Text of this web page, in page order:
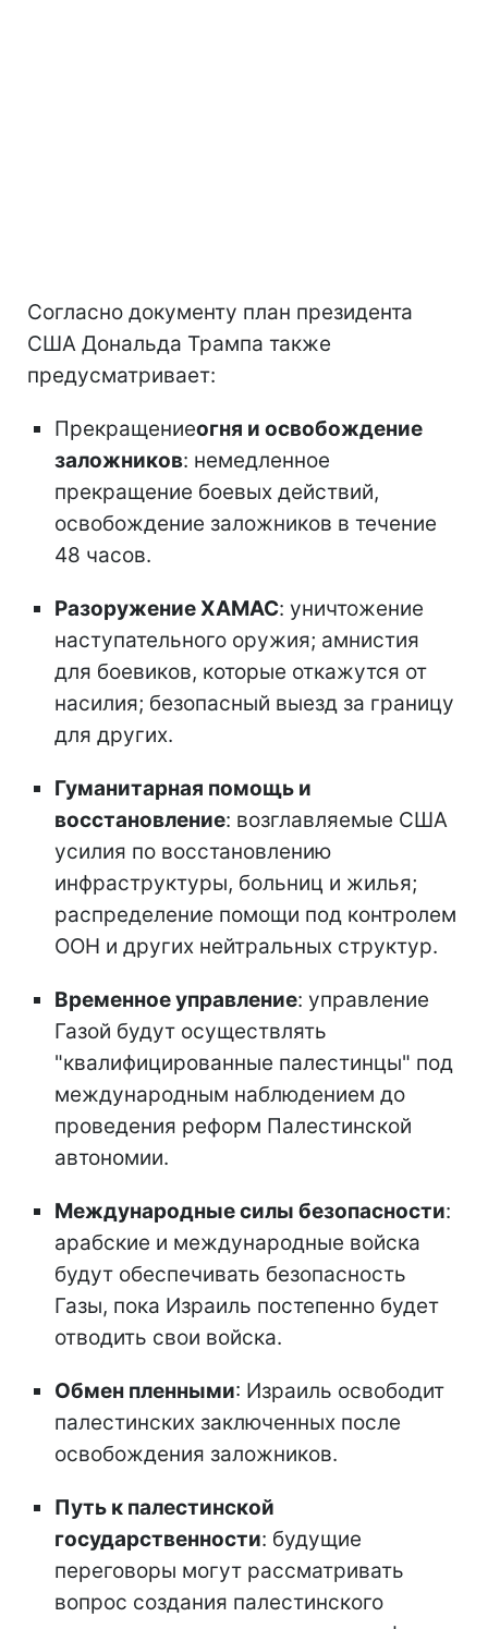
Согласно документу план президента
США Дональда Трампа также
предусматривает:
Прекращениеогня и освобождение
заложников: немедленное
прекращение боевых действий,
освобождение заложников в течение
48 часов.
Разоружение ХАМАС: уничтожение
наступательного оружия; амнистия
для боевиков, которые откажутся от
насилия; безопасный выезд за границу
для других.
Гуманитарная помощь и
восстановление: возглавляемые США
усилия по восстановлению
инфраструктуры, больниц и жилья;
распределение помощи под контролем
ООН и других нейтральных структур.
Временное управление: управление
Газой будут осуществлять
"квалифицированные палестинцы" под
международным наблюдением до
проведения реформ Палестинской
автономии.
Международные силы безопасности:
арабские и международные войска
будут обеспечивать безопасность
Газы, пока Израиль постепенно будет
отводить свои войска.
Обмен пленными: Израиль освободит
палестинских заключенных после
освобождения заложников.
Путь к палестинской
государственности: будущие
переговоры могут рассматривать
вопрос создания палестинского